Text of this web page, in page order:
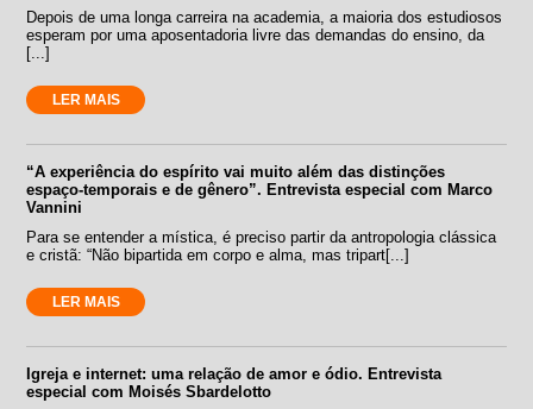
Depois de uma longa carreira na academia, a maioria dos estudiosos
esperam por uma aposentadoria livre das demandas do ensino, da
[...]
LER MAIS
“A experiência do espírito vai muito além das distinções
espaço-temporais e de gênero”. Entrevista especial com Marco
Vannini
Para se entender a mística, é preciso partir da antropologia clássica
e cristã: “Não bipartida em corpo e alma, mas tripart[...]
LER MAIS
Igreja e internet: uma relação de amor e ódio. Entrevista
especial com Moisés Sbardelotto